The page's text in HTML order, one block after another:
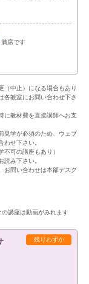
満席です
（中止）になる場合もあり
各教室にお問い合わせ下さ
に教材費を直接講師へお支
見学が必須のため、ウェブ
せ下さい。
可の講座もあり）
読み下さい。
お問い合わせは本部デスク
の講座は動画がみれます
残りわずか